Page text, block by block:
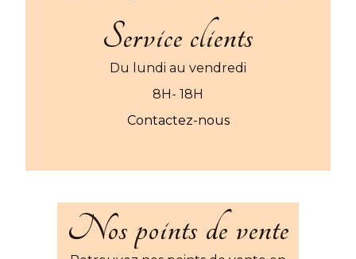
Service clients
Du lundi au vendredi
8H- 18H
Contactez-nous
Nos points de vente